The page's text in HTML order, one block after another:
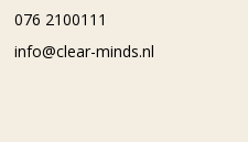
076 2100111
info@clear-minds.nl